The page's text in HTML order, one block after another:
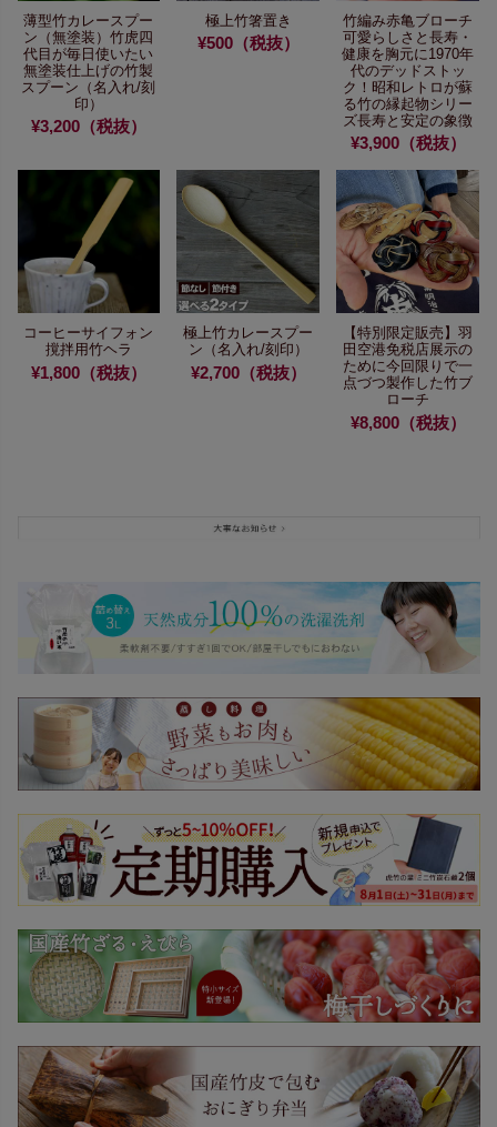
薄型竹カレースプー
ン（無塗装）竹虎四
代目が毎日使いたい
無塗装仕上げの竹製
スプーン （名入れ/刻
印）
¥3,200（税抜）
極上竹箸置き
¥500（税抜）
竹編み赤亀ブローチ
可愛らしさと長寿・
健康を胸元に 1970年
代のデッドストッ
ク！ 昭和レトロが蘇
る竹の縁起物シリー
ズ長寿と安定の象徴
¥3,900（税抜）
コーヒーサイフォン
撹拌用竹ヘラ
¥1,800（税抜）
極上竹カレースプー
ン （名入れ/刻印）
¥2,700（税抜）
【特別限定販売】羽
田空港免税店展示の
ために今回限りで一
点づつ製作した竹ブ
ローチ
¥8,800（税抜）